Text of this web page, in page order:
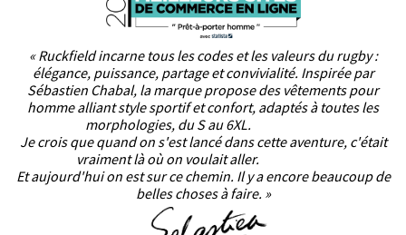
« Ruckfield incarne tous les codes et les valeurs du rugby :
élégance, puissance, partage et convivialité. Inspirée par
Sébastien Chabal, la marque propose des vêtements pour
homme alliant style sportif et confort, adaptés à toutes les
morphologies, du S au 6XL.
Je crois que quand on s'est lancé dans cette aventure, c'était
vraiment là où on voulait aller.
Et aujourd'hui on est sur ce chemin. Il y a encore beaucoup de
belles choses à faire. »